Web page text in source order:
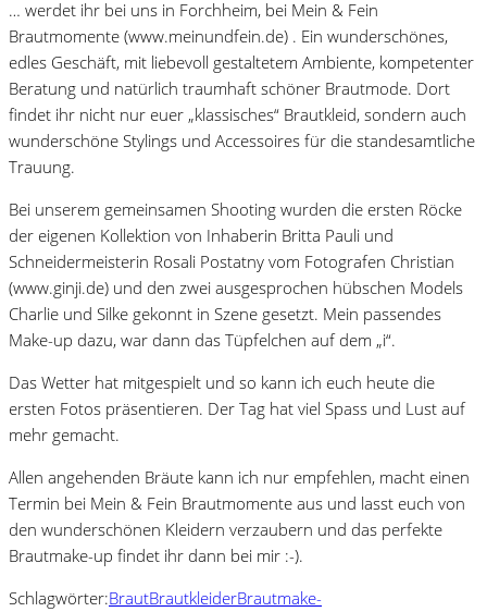
… werdet ihr bei uns in Forchheim, bei Mein & Fein
Brautmomente (www.meinundfein.de) . Ein wunderschönes,
edles Geschäft, mit liebevoll gestaltetem Ambiente, kompetenter
Beratung und natürlich traumhaft schöner Brautmode. Dort
findet ihr nicht nur euer „klassisches“ Brautkleid, sondern auch
wunderschöne Stylings und Accessoires für die standesamtliche
Trauung.
Bei unserem gemeinsamen Shooting wurden die ersten Röcke
der eigenen Kollektion von Inhaberin Britta Pauli und
Schneidermeisterin Rosali Postatny vom Fotografen Christian
(www.ginji.de) und den zwei ausgesprochen hübschen Models
Charlie und Silke gekonnt in Szene gesetzt. Mein passendes
Make-up dazu, war dann das Tüpfelchen auf dem „i“.
Das Wetter hat mitgespielt und so kann ich euch heute die
ersten Fotos präsentieren. Der Tag hat viel Spass und Lust auf
mehr gemacht.
Allen angehenden Bräute kann ich nur empfehlen, macht einen
Termin bei Mein & Fein Brautmomente aus und lasst euch von
den wunderschönen Kleidern verzaubern und das perfekte
Brautmake-up findet ihr dann bei mir :-).
Schlagwörter:BrautBrautkleiderBrautmake-